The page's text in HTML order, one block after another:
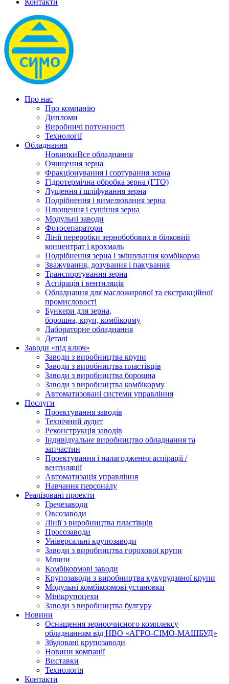
Про нас
Про компанію
Дипломи
Виробничі потужності
Технології
Обладнання
НовинкиВсе обладнання
Очищення зерна
Фракціонування і сортування зерна
Гідротермічна обробка зерна (ГТО)
Лущення і шліфування зерна
Подрібнення і вимелювання зерна
Плющення і сушіння зерна
Модульні заводи
Фотосепаратори
Лінії переробки зернобобових в білковий
концентрат і крохмаль
Подрібнення зерна і змішування комбікорма
Зважування, дозування і пакування
Транспортування зерна
Аспірація і вентиляція
Обладнання для масложирової та екстракційної
промисловості
Бункери для зерна,
борошна, круп, комбікорму
Лабораторне обладнання
Деталі
Заводи «під ключ»
Заводи з виробництва крупи
Заводи з виробництва пластівців
Заводи з виробництва борошна
Заводи з виробництва комбікорму
Автоматизовані системи управління
Послуги
Проектування заводів
Технічний аудит
Реконструкція заводів
Індивідуальне виробництво обладнання та
запчастин
Проектування і налагодження аспірації /
вентиляції
Автоматизація управління
Навчання персоналу
Реалізовані проекти
Гречезаводи
Овсозаводи
Лінії з виробництва пластівців
Просозаводи
Універсальні крупозаводи
Заводи з виробництва горохової крупи
Млини
Комбікормові заводи
Крупозаводи з виробництва кукурудзяної крупи
Модульні комбікормові установки
Мінікрупоцехи
Заводи з виробництва булгуру
Новини
Оснащення зерноочисного комплексу
обладнанням від НВО «АГРО-СІМО-МАШБУД»
Збудовані крупозаводи
Новини компанії
Виставки
Технологія
Контакти